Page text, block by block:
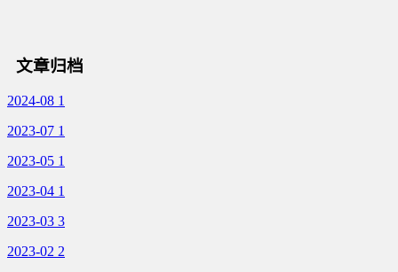
文章归档
2024-08 1
2023-07 1
2023-05 1
2023-04 1
2023-03 3
2023-02 2